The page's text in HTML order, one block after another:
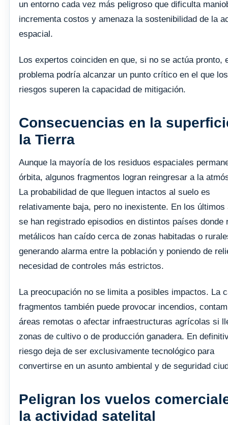
un entorno cada vez más peligroso que dificulta
incrementa costos y amenaza la sostenibilidad de la
espacial.
Los expertos coinciden en que, si no se actúa pronto,
problema podría alcanzar un punto crítico en el que los
riesgos superen la capacidad de mitigación.
Consecuencias en la
la Tierra
Aunque la mayoría de los residuos espaciales
órbita, algunos fragmentos logran reingresar a la
La probabilidad de que lleguen intactos al suelo es
relativamente baja, pero no inexistente. En los últimos
se han registrado episodios en distintos países donde
metálicos han caído cerca de zonas habitadas o
generando alarma entre la población y poniendo de
necesidad de controles más estrictos.
La preocupación no se limita a posibles impactos. La
fragmentos también puede provocar incendios,
áreas remotas o afectar infraestructuras agrícolas si
zonas de cultivo o de producción ganadera. En
riesgo deja de ser exclusivamente tecnológico para
convertirse en un asunto ambiental y de seguridad
Peligran los vuelos
la actividad satelital